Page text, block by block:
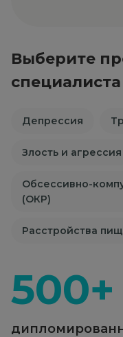
Выберите
Депрессия
Злость и агрессия
Обсессивно-
(ОКР)
Расстройства
500+